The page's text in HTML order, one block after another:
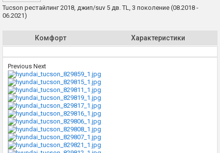
Tucson рестайлинг 2018, джип/suv 5 дв. TL, 3 поколение (08.2018 -
06.2021)
Комфорт Характеристики
Previous Next